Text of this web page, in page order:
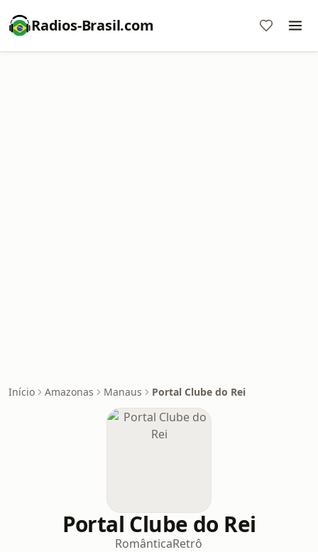
Radios-Brasil.com
Início Amazonas Manaus Portal Clube do Rei
Portal Clube do Rei
RomânticaRetrô